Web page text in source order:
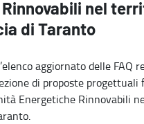
Rinnovabili nel
di Taranto
aggiornato delle FAQ
di proposte progettuali
Energetiche Rinnovabili